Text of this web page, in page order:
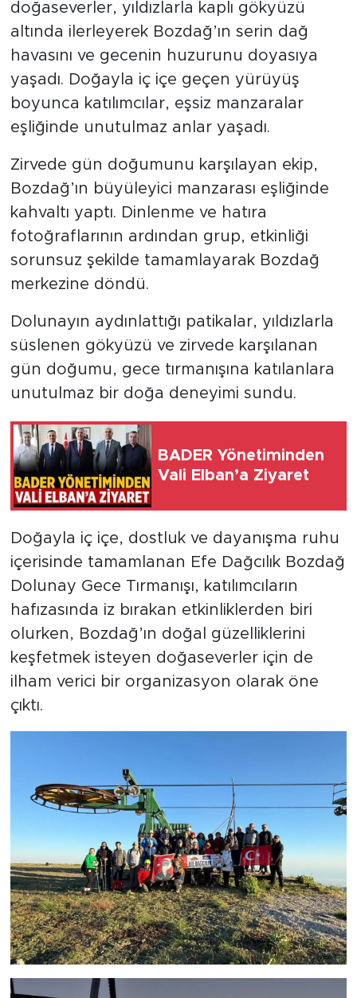
doğaseverler, yıldızlarla kaplı gökyüzü
altında ilerleyerek Bozdağ’ın serin dağ
havasını ve gecenin huzurunu doyasıya
yaşadı. Doğayla iç içe geçen yürüyüş
boyunca katılımcılar, eşsiz manzaralar
eşliğinde unutulmaz anlar yaşadı.
Zirvede gün doğumunu karşılayan ekip,
Bozdağ’ın büyüleyici manzarası eşliğinde
kahvaltı yaptı. Dinlenme ve hatıra
fotoğraflarının ardından grup, etkinliği
sorunsuz şekilde tamamlayarak Bozdağ
merkezine döndü.
Dolunayın aydınlattığı patikalar, yıldızlarla
süslenen gökyüzü ve zirvede karşılanan
gün doğumu, gece tırmanışına katılanlara
unutulmaz bir doğa deneyimi sundu.
BADER Yönetiminden
Vali Elban’a Ziyaret
Doğayla iç içe, dostluk ve dayanışma ruhu
içerisinde tamamlanan Efe Dağcılık Bozdağ
Dolunay Gece Tırmanışı, katılımcıların
hafızasında iz bırakan etkinliklerden biri
olurken, Bozdağ’ın doğal güzelliklerini
keşfetmek isteyen doğaseverler için de
ilham verici bir organizasyon olarak öne
çıktı.